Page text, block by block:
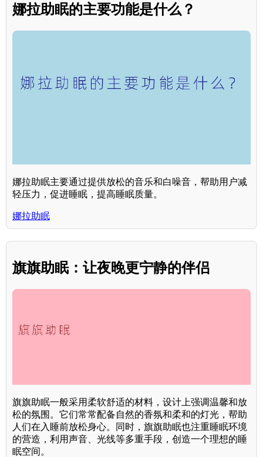
娜拉助眠的主要功能是什么？
娜拉助眠主要通过提供放松的音乐和白噪音，帮助用户减
轻压力，促进睡眠，提高睡眠质量。
娜拉助眠
旗旗助眠：让夜晚更宁静的伴侣
旗旗助眠一般采用柔软舒适的材料，设计上强调温馨和放
松的氛围。它们常常配备自然的香氛和柔和的灯光，帮助
人们在入睡前放松身心。同时，旗旗助眠也注重睡眠环境
的营造，利用声音、光线等多重手段，创造一个理想的睡
眠空间。